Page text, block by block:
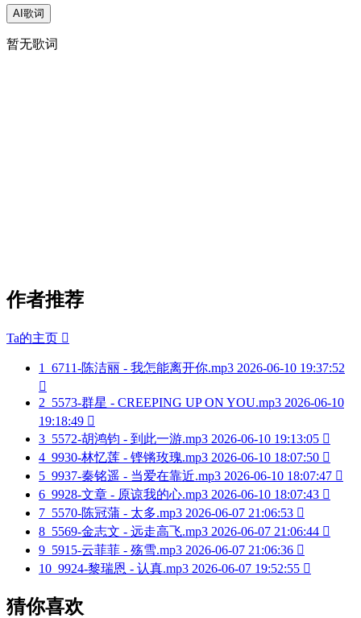
AI歌词
暂无歌词
作者推荐
Ta的主页 
1 6711-陈洁丽 - 我怎能离开你.mp3 2026-06-10 19:37:52

2 5573-群星 - CREEPING UP ON YOU.mp3 2026-06-10
19:18:49 
3 5572-胡鸿钧 - 到此一游.mp3 2026-06-10 19:13:05 
4 9930-林忆莲 - 铿锵玫瑰.mp3 2026-06-10 18:07:50 
5 9937-秦铭遥 - 当爱在靠近.mp3 2026-06-10 18:07:47 
6 9928-文章 - 原谅我的心.mp3 2026-06-10 18:07:43 
7 5570-陈冠蒲 - 太多.mp3 2026-06-07 21:06:53 
8 5569-金志文 - 远走高飞.mp3 2026-06-07 21:06:44 
9 5915-云菲菲 - 殇雪.mp3 2026-06-07 21:06:36 
10 9924-黎瑞恩 - 认真.mp3 2026-06-07 19:52:55 
猜你喜欢